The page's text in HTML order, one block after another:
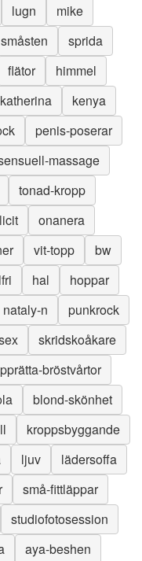
lugn
mike
småsten
sprida
flätor
himmel
katherina
kenya
penis-poserar
massage
tonad-kropp
onanera
vit-topp
bw
hal
hoppar
nataly-n
punkrock
skridskoåkare
bröstvårtor
blond-skönhet
kroppsbyggande
ljuv
lädersoffa
små-fittläppar
studiofotosession
aya-beshen